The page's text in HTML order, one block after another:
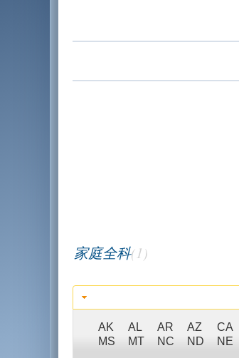
家庭全科(1)
AK AL AR AZ CA
MS
MT NC ND NE